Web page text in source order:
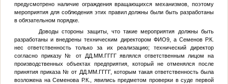
предусмотрено наличие ограждения вращающихся механизмов, поэтому
мероприятия для соблюдения этих правил должны были быть разработаны
в обязательном порядке.
Доводы стороны защиты, что такие мероприятия должны быть
разработаны и внедрены техническим директором ФИО9, а Семенов Р.К.
нес ответственность только за их реализацию; технический директор
согласно приказу № от ДД.ММ.ГГГГявлялся ответственным лицом на
производственных объектах предприятия, который не отменялся после
принятия приказа № от ДД.ММ.ГГГГ, которым такая ответственность была
возложена на Семенова Р.К., явились предметом проверки в суде первой